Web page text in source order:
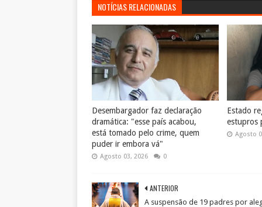
NOTÍCIAS RELACIONADAS
Desembargador faz declaração
dramática: "esse país acabou,
está tomado pelo crime, quem
puder ir embora vá"
Agosto 03, 2026 0
Estado
estupros
Agosto
ANTERIOR
A suspensão de 19 padres por